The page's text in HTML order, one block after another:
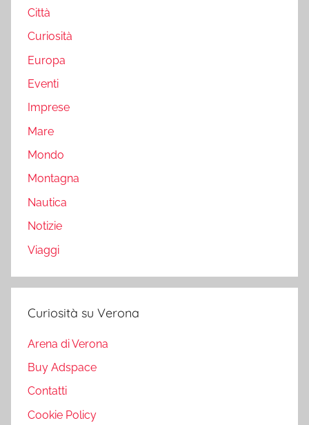
Città
Curiosità
Europa
Eventi
Imprese
Mare
Mondo
Montagna
Nautica
Notizie
Viaggi
Curiosità su Verona
Arena di Verona
Buy Adspace
Contatti
Cookie Policy